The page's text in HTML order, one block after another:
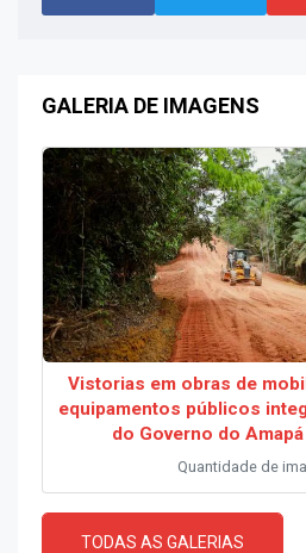
GALERIA DE IMAGENS
Vistorias em obras de
equipamentos públicos
do Governo do
Quantidade de
TODAS AS GALERIAS